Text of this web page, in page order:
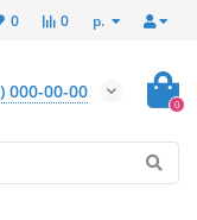
р.
0
0
000-00-00
0